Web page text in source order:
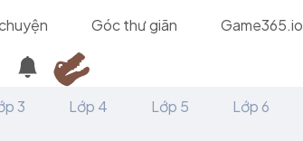
Góc thư giãn Game365.io
3 Lớp 4 Lớp 5 Lớp 6